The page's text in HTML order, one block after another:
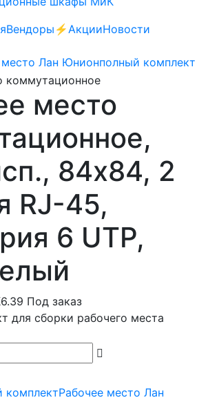
Вендоры ⚡️АкцииНовости
место Лан Юнионполный комплект
место
84х84, 2
RJ-45,
6 UTP,
Под заказ
для сборки рабочего места
комплектРабочее место Лан